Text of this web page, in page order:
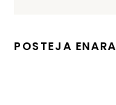
POSTEJA ENARA